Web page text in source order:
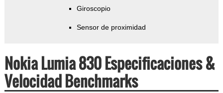
Giroscopio
Sensor de proximidad
Nokia Lumia 830 Especificaciones &
Velocidad Benchmarks